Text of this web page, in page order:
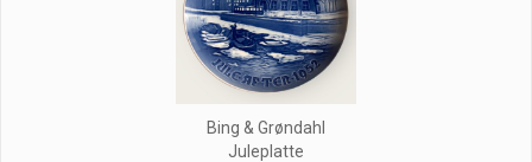
Bing & Grøndahl
Juleplatte